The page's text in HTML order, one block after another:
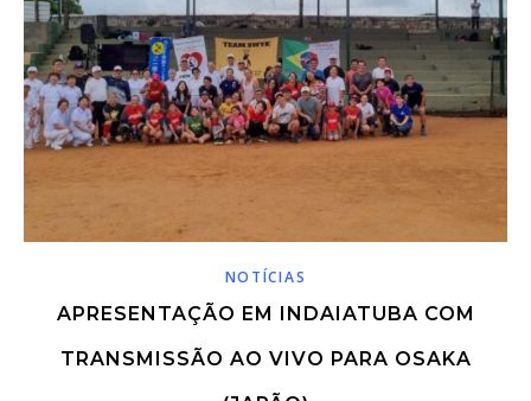
NOTÍCIAS
APRESENTAÇÃO EM INDAIATUBA COM
TRANSMISSÃO AO VIVO PARA OSAKA